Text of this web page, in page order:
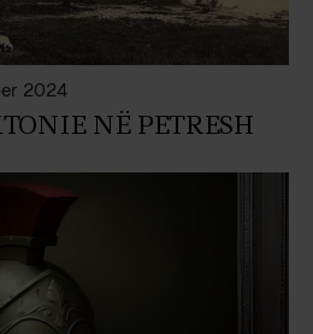
2024
NË PETRESH